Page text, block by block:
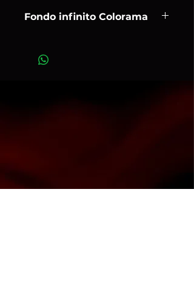
Fondo infinito Colorama
Art. color197